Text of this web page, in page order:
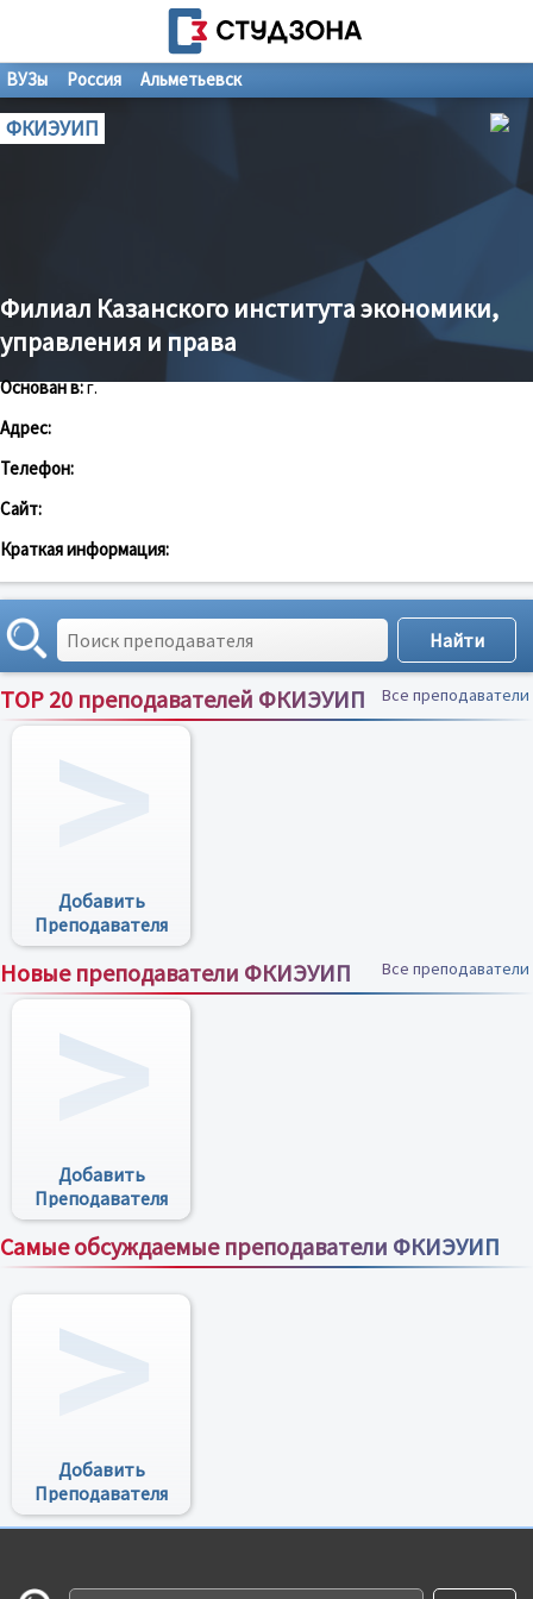
ВУЗы Россия Альметьевск
ФКИЭУИП
Филиал Казанского института экономики,
управления и права
Основан в:г.
Адрес:
Телефон:
Сайт:
Краткая информация:
TOP 20 преподавателей ФКИЭУИП Все преподаватели
Добавить
Преподавателя
Новые преподаватели ФКИЭУИП Все преподаватели
Добавить
Преподавателя
Самые обсуждаемые преподаватели ФКИЭУИП
Все преподаватели
Добавить
Преподавателя